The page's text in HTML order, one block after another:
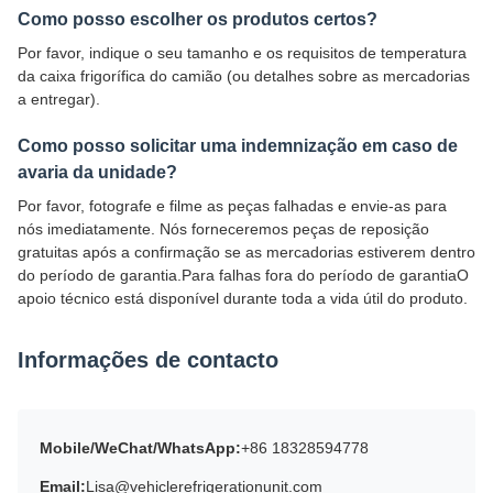
Como posso escolher os produtos certos?
Por favor, indique o seu tamanho e os requisitos de temperatura
da caixa frigorífica do camião (ou detalhes sobre as mercadorias
a entregar).
Como posso solicitar uma indemnização em caso de
avaria da unidade?
Por favor, fotografe e filme as peças falhadas e envie-as para
nós imediatamente. Nós forneceremos peças de reposição
gratuitas após a confirmação se as mercadorias estiverem dentro
do período de garantia.Para falhas fora do período de garantiaO
apoio técnico está disponível durante toda a vida útil do produto.
Informações de contacto
Mobile/WeChat/WhatsApp:+86 18328594778
Email:Lisa@vehiclerefrigerationunit.com